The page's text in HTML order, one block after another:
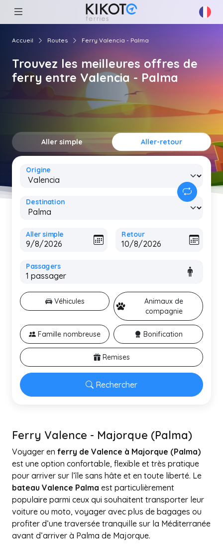
Accueil Routes Ferry Valencia - Palma
Trouvez les meilleures offres de
ferry entre Valencia - Palma
Aller simple Aller-retour
Origine
Destination
Aller simple Retour
Passagers
Rechercher
Véhicules
Animaux de
compagnie
Famille nombreuse Bonification
Remises
Ferry Valence - Majorque (Palma)
Voyager en ferry de Valence à Majorque (Palma)
est une option confortable, flexible et très pratique
pour arriver sur l’île sans hâte et en toute liberté. Le
bateau Valence Palma est particulièrement
populaire parmi ceux qui souhaitent transporter leur
voiture ou moto, voyager avec plus de bagages ou
profiter d’une traversée tranquille sur la Méditerranée
avant d’arriver à Palma de Majorque.